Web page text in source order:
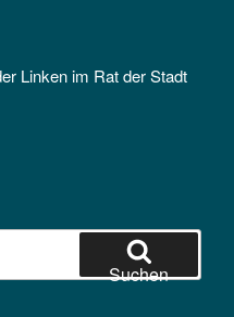
Linken im Rat der Stadt
Suchen